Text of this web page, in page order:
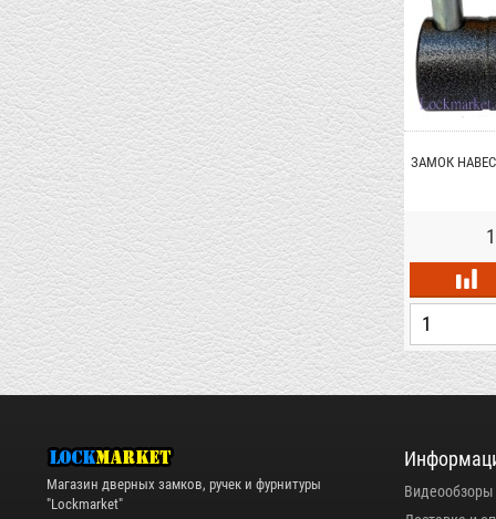
ЗАМОК
Магазин дверных замков, ручек и фурнитуры
"Lockmarket"
Видеообзоры